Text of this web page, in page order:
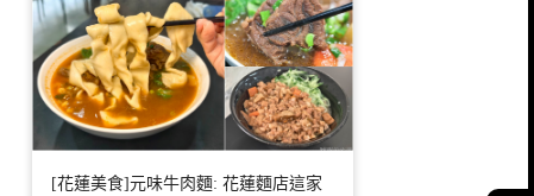
[花蓮美食]元味牛肉麵: 花蓮麵店這家